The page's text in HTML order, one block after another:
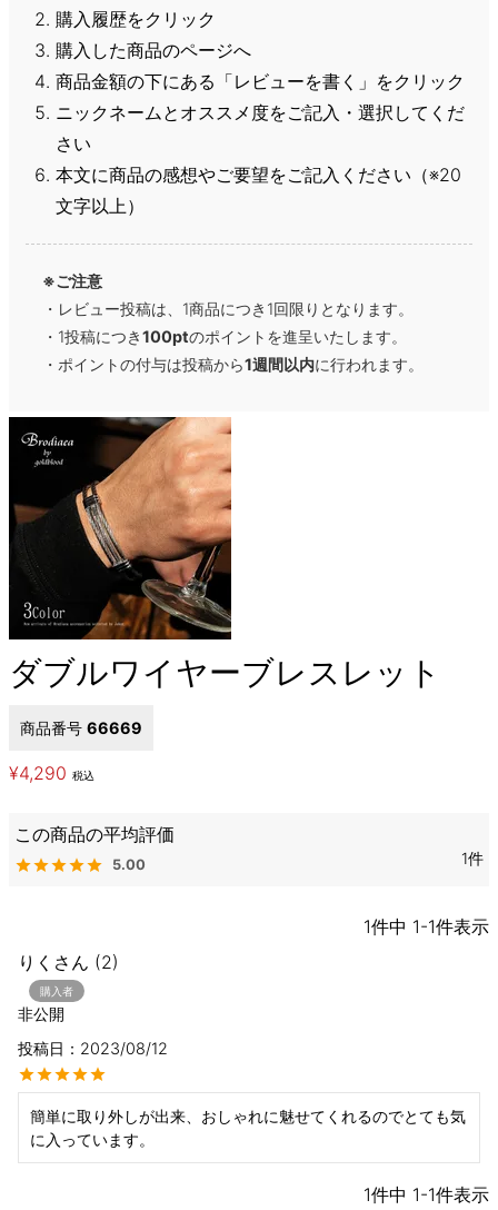
購入履歴をクリック
購入した商品のページへ
商品金額の下にある「レビューを書く」をクリック
ニックネームとオススメ度をご記入・選択してくだ
さい
本文に商品の感想やご要望をご記入ください（※20
文字以上）
※ご注意
・レビュー投稿は、1商品につき1回限りとなります。
・1投稿につき100ptのポイントを進呈いたします。
・ポイントの付与は投稿から1週間以内に行われます。
ダブルワイヤーブレスレット
商品番号 66669
¥4,290 税込
5.00 1
1件中 1-1件表示
りく
2
購入者
非公開
投稿日
2023/08/12
簡単に取り外しが出来、おしゃれに魅せてくれるのでとても気
に入っています。
1件中 1-1件表示